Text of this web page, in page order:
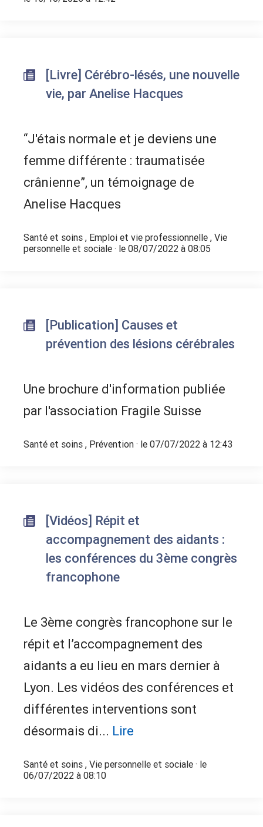
[Livre] Cérébro-lésés, une nouvelle
vie, par Anelise Hacques
“J'étais normale et je deviens une
femme différente : traumatisée
crânienne”, un témoignage de
Anelise Hacques
Santé et soins , Emploi et vie professionnelle , Vie
personnelle et sociale · le 08/07/2022 à 08:05
[Publication] Causes et
prévention des lésions cérébrales
Une brochure d'information publiée
par l'association Fragile Suisse
Santé et soins , Prévention · le 07/07/2022 à 12:43
[Vidéos] Répit et
accompagnement des aidants :
les conférences du 3ème congrès
francophone
Le 3ème congrès francophone sur le
répit et l’accompagnement des
aidants a eu lieu en mars dernier à
Lyon. Les vidéos des conférences et
différentes interventions sont
désormais di... Lire
Santé et soins , Vie personnelle et sociale · le
06/07/2022 à 08:10